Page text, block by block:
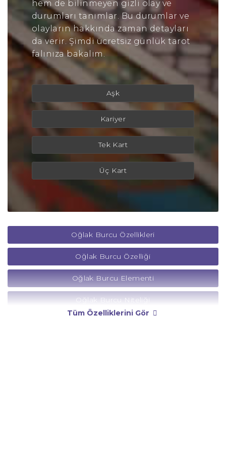
hem de bilinmeyen gizli olay ve
durumları tanımlar. Bu durumlar ve
olayların hakkında zaman detayları
da verir. Şimdi ücretsiz günlük tarot
falınıza bakalım.
Aşk
Kariyer
Tek Kart
Üç Kart
Oğlak Burcu Özellikleri
Oğlak Burcu Özelliği
Oğlak Burcu Elementi
Oğlak Burcu Niteliği
Tüm Özelliklerini Gör